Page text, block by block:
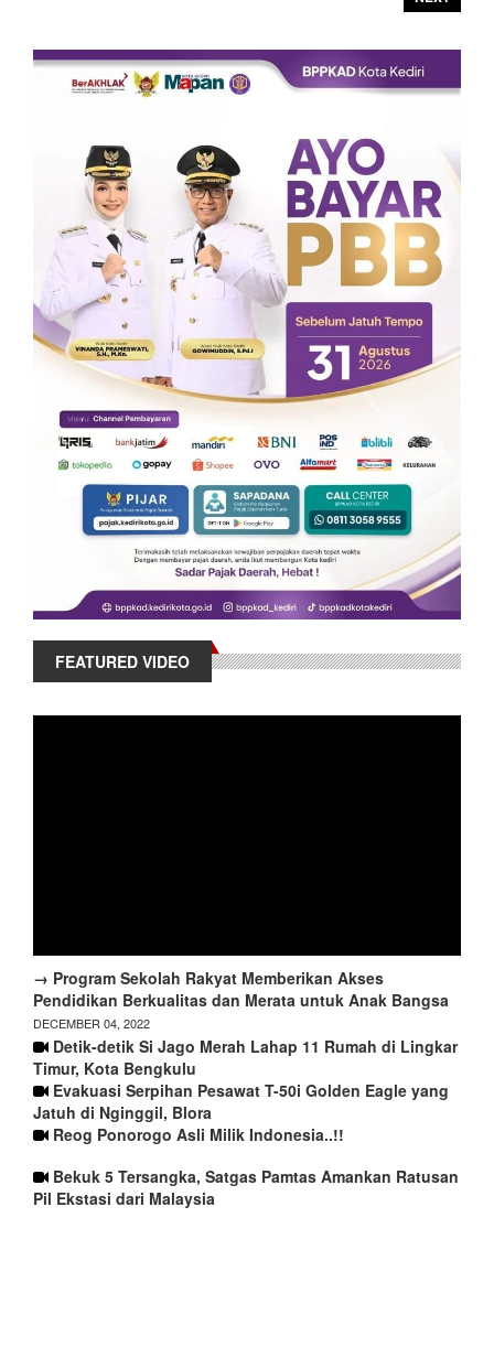
FEATURED VIDEO
→ Program Sekolah Rakyat Memberikan Akses
Pendidikan Berkualitas dan Merata untuk Anak Bangsa
DECEMBER 04, 2022
Detik-detik Si Jago Merah Lahap 11 Rumah di Lingkar
Timur, Kota Bengkulu
Evakuasi Serpihan Pesawat T-50i Golden Eagle yang
Jatuh di Nginggil, Blora
Reog Ponorogo Asli Milik Indonesia..!!
Bekuk 5 Tersangka, Satgas Pamtas Amankan Ratusan
Pil Ekstasi dari Malaysia